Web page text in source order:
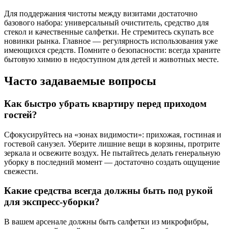
Для поддержания чистоты между визитами достаточно
базового набора: универсальный очиститель, средство для
стекол и качественные салфетки. Не стремитесь скупать все
новинки рынка. Главное — регулярность использования уже
имеющихся средств. Помните о безопасности: всегда храните
бытовую химию в недоступном для детей и животных месте.
Часто задаваемые вопросы
Как быстро убрать квартиру перед приходом
гостей?
Сфокусируйтесь на «зонах видимости»: прихожая, гостиная и
гостевой санузел. Уберите лишние вещи в корзины, протрите
зеркала и освежите воздух. Не пытайтесь делать генеральную
уборку в последний момент — достаточно создать ощущение
свежести.
Какие средства всегда должны быть под рукой
для экспресс-уборки?
В вашем арсенале должны быть салфетки из микрофибры,